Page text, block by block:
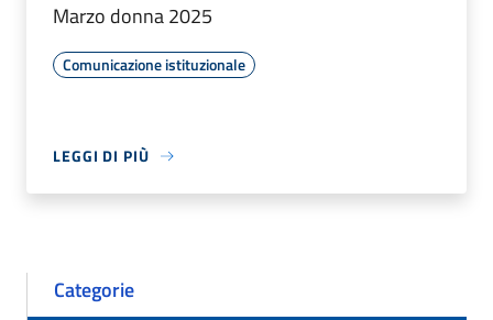
Marzo donna 2025
Comunicazione istituzionale
LEGGI DI PIÙ
Categorie